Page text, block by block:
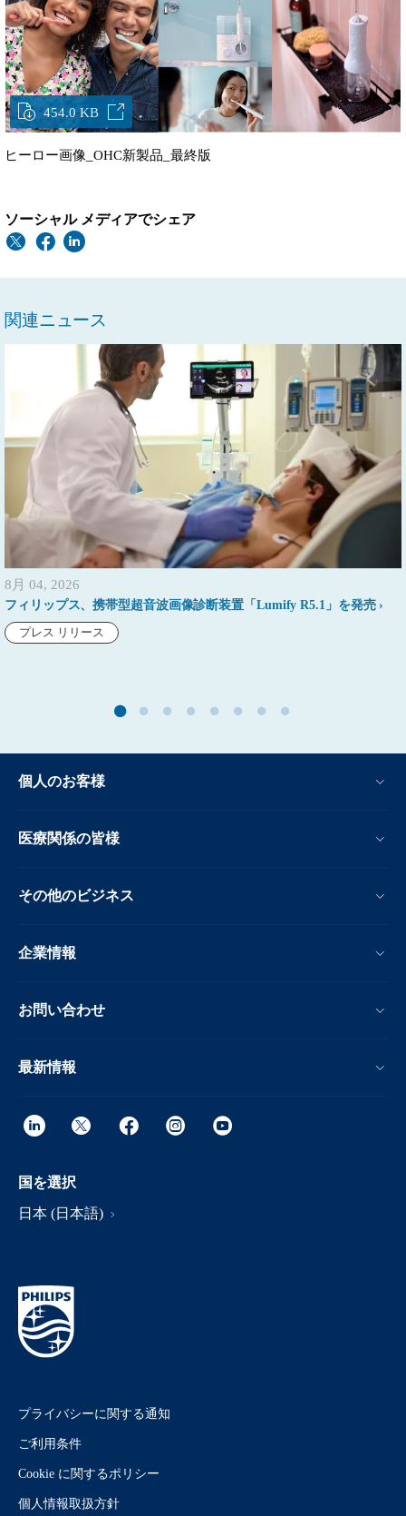
454.0 KB
ヒーロー画像_OHC新製品_最終版
ソーシャル メディアでシェア
関連ニュース
8月 04, 2026
フィリップス、携帯型超音波画像診断装置「Lumify R5.1」を発売
プレス リリース
個人のお客様
医療関係の皆様
その他のビジネス
企業情報
お問い合わせ
最新情報
国を選択
日本 (日本語)
プライバシーに関する通知
ご利用条件
Cookie に関するポリシー
個人情報取扱方針